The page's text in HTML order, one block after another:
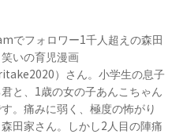
でフォロワー1千人超えの森田
いの育児漫画
）さん。小学生の息子
と、1歳の女の子あんこちゃん
。痛みに弱く、極度の怖がり
田家さん。しかし2人目の陣痛